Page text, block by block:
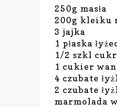
250g masła
200g kleiku
3 jajka
1 płaska
1/2 szkl
1 cukier
4 czubate
2 czubate
marmolada